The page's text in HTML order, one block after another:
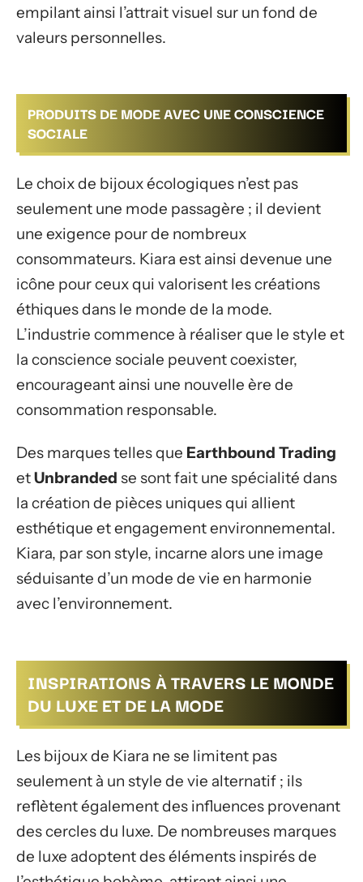
empilant ainsi l’attrait visuel sur un fond de
valeurs personnelles.
PRODUITS DE MODE AVEC UNE CONSCIENCE
SOCIALE
Le choix de bijoux écologiques n’est pas
seulement une mode passagère ; il devient
une exigence pour de nombreux
consommateurs. Kiara est ainsi devenue une
icône pour ceux qui valorisent les créations
éthiques dans le monde de la mode.
L’industrie commence à réaliser que le style et
la conscience sociale peuvent coexister,
encourageant ainsi une nouvelle ère de
consommation responsable.
Des marques telles que Earthbound Trading
etUnbranded se sont fait une spécialité dans
la création de pièces uniques qui allient
esthétique et engagement environnemental.
Kiara, par son style, incarne alors une image
séduisante d’un mode de vie en harmonie
avec l’environnement.
INSPIRATIONS À TRAVERS LE MONDE
DU LUXE ET DE LA MODE
Les bijoux de Kiara ne se limitent pas
seulement à un style de vie alternatif ; ils
reflètent également des influences provenant
des cercles du luxe. De nombreuses marques
de luxe adoptent des éléments inspirés de